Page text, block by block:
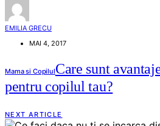
EMILIA GRECU
MAI 4, 2017
Mama si CopilulCare sunt
pentru copilul tau?
NEXT ARTICLE